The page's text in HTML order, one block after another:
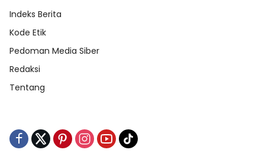
Indeks Berita
Kode Etik
Pedoman Media Siber
Redaksi
Tentang